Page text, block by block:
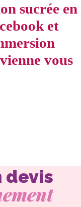
sucrée en
et
vous
devis